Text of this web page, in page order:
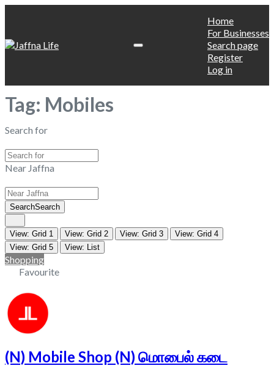
Home
For Businesses
Search page
Register
Log in
Tag: Mobiles
Search for
Near Jaffna
SearchSearch
View: Grid 1 View: Grid 2 View: Grid 3
View: Grid 4
View: Grid 5
View: List
Shopping
Favourite
(N) Mobile Shop (N) மொபைல் கடை